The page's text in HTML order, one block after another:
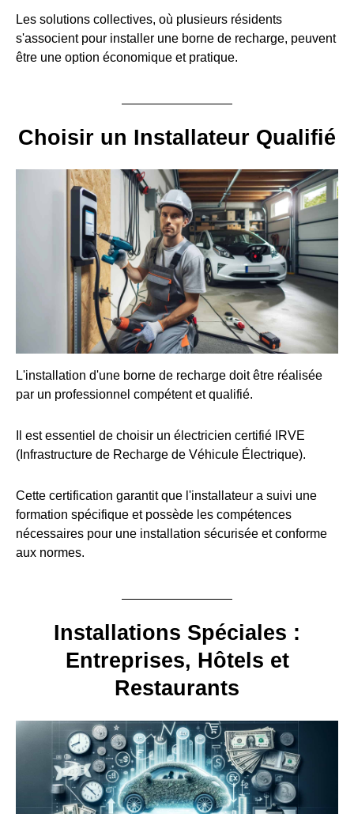
Les solutions collectives, où plusieurs résidents
s'associent pour installer une borne de recharge, peuvent
être une option économique et pratique.
Choisir un Installateur Qualifié
L'installation d'une borne de recharge doit être réalisée
par un professionnel compétent et qualifié.
Il est essentiel de choisir un électricien certifié IRVE
(Infrastructure de Recharge de Véhicule Électrique).
Cette certification garantit que l'installateur a suivi une
formation spécifique et possède les compétences
nécessaires pour une installation sécurisée et conforme
aux normes.
Installations Spéciales :
Entreprises, Hôtels et
Restaurants